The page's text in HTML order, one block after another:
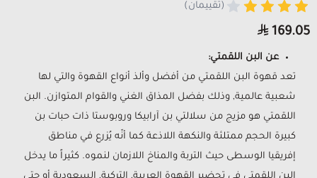
(تقييمان)
169.05
عن البن اللقمتي:
تعد قهوة البن اللقمتي من أفضل وألذ أنواع القهوة والتي لها
شعبية عالمية, وذلك بفضل المذاق الغني والقوام المتوازن. البن
اللقمتي هو مزيج من سلالتي بن آرابيكا وروبوستا ذات حبات بن
كبيرة الحجم ممتلئة والنكهة اللاذعة كما أنّه يُزرع في مناطق
إفريقيا الوسطى حيث التربة والمناخ اللازمان لنموه. كثيراً ما يدخل